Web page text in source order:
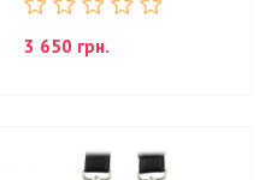
3 650 грн.